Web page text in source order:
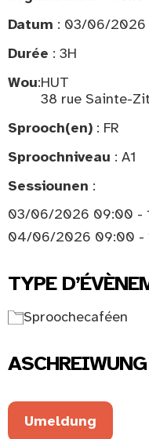
Datum : 03/06/2026
Durée : 3H
Wou:HUT
38 rue Sainte-
Sprooch(en) : FR
Sproochniveau : A1
Sessiounen :
03/06/2026 09:00 -
04/06/2026 09:00 -
TYPE
Sproochecaféen
ASCHREIWUNG
Umeldung